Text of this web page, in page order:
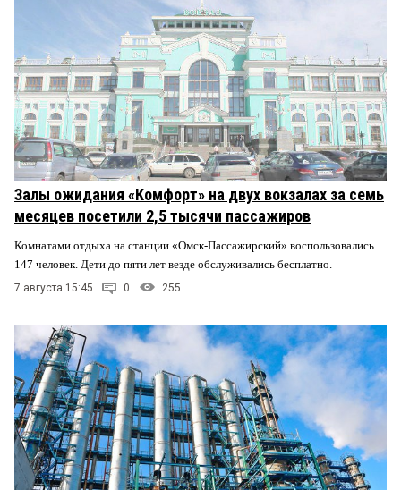
Залы ожидания «Комфорт» на двух вокзалах за семь
месяцев посетили 2,5 тысячи пассажиров
Комнатами отдыха на станции «Омск-Пассажирский» воспользовались
147 человек. Дети до пяти лет везде обслуживались бесплатно.
7 августа 15:45 0 255